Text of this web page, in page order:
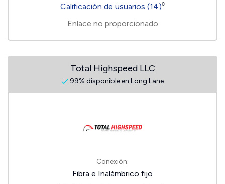
Calificación de usuarios (14)◊
Enlace no proporcionado
Total Highspeed LLC
99% disponible en Long Lane
Conexión:
Fibra e Inalámbrico fijo